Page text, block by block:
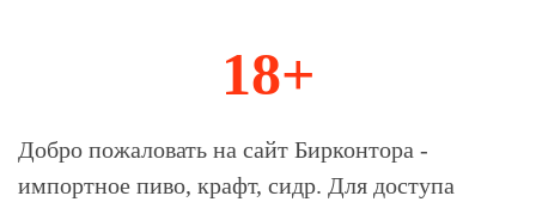
Магазин-Склад импортного пива, крафта и
18+
Добро пожаловать на сайт Бирконтора -
импортное пиво, крафт, сидр. Для доступа